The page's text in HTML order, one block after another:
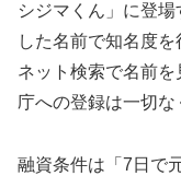
シジマくん」に登
した名前で知名度
ネット検索で名前
庁への登録は一切な
融資条件は「7日で